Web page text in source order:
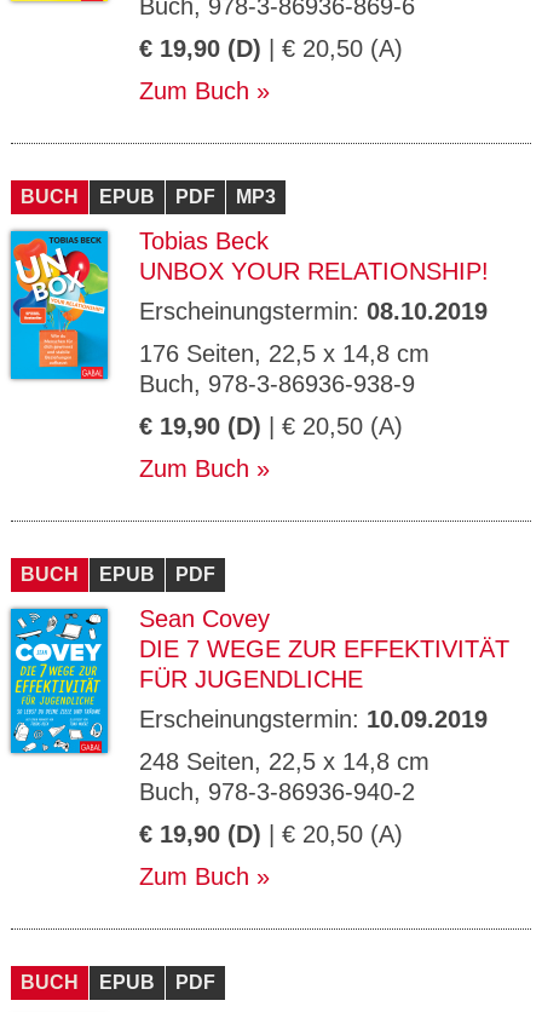
Buch, 978-3-86936-869-6
€ 19,90 (D) | € 20,50 (A)
Zum Buch
BUCH EPUB PDF MP3
Tobias Beck
UNBOX YOUR RELATIONSHIP!
Erscheinungstermin: 08.10.2019
176 Seiten, 22,5 x 14,8 cm
Buch, 978-3-86936-938-9
€ 19,90 (D) | € 20,50 (A)
Zum Buch
BUCH EPUB PDF
Sean Covey
DIE 7 WEGE ZUR EFFEKTIVITÄT
FÜR JUGENDLICHE
Erscheinungstermin: 10.09.2019
248 Seiten, 22,5 x 14,8 cm
Buch, 978-3-86936-940-2
€ 19,90 (D) | € 20,50 (A)
Zum Buch
BUCH EPUB PDF